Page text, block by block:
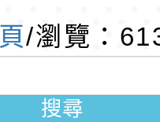
手，綠能
片
歲以上
「吃得安
休同仁踴
學專業論
好老師：
淨零綠領
優質教
/瀏覽：
搜尋